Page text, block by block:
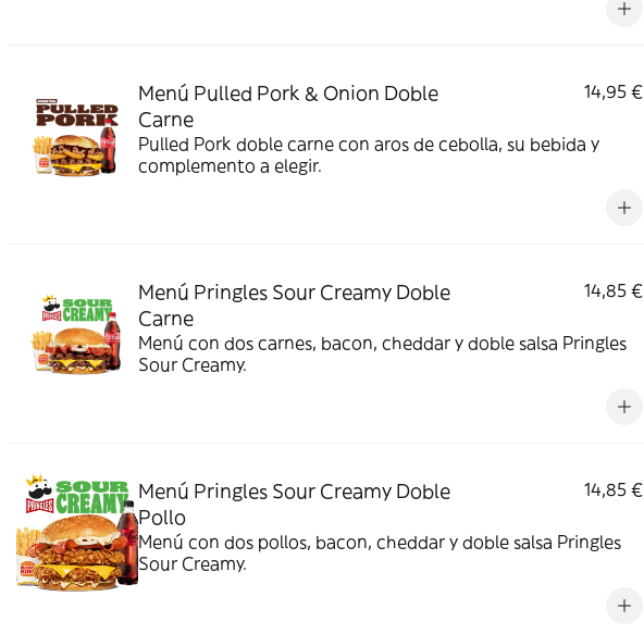
Menú Pulled Pork & Onion Doble
Carne
14,95 €
Pulled Pork doble carne con aros de cebolla, su bebida y
complemento a elegir.
Menú Pringles Sour Creamy Doble
Carne
14,85 €
Menú con dos carnes, bacon, cheddar y doble salsa Pringles
Sour Creamy.
Menú Pringles Sour Creamy Doble
Pollo
14,85 €
Menú con dos pollos, bacon, cheddar y doble salsa Pringles
Sour Creamy.